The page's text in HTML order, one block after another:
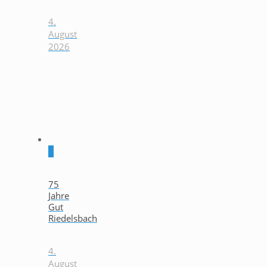
4.
August
2026
75
Jahre
Gut
Riedelsbach
4.
August